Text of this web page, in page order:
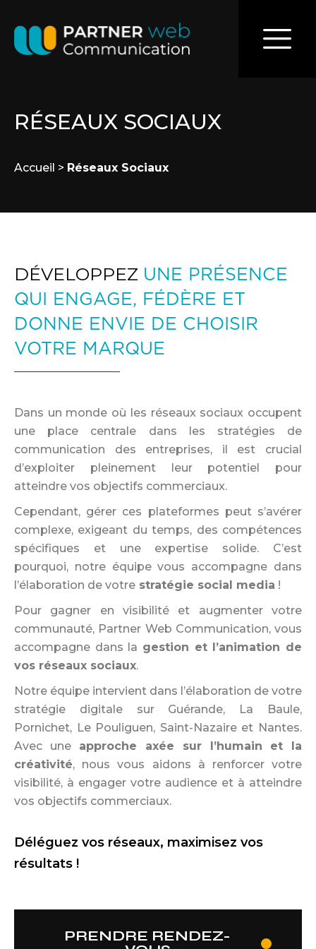
RÉSEAUX SOCIAUX
Accueil > Réseaux Sociaux
DÉVELOPPEZ UNE PRÉSENCE
QUI ENGAGE, FÉDÈRE ET
DONNE ENVIE DE CHOISIR
VOTRE MARQUE
Dans un monde où les réseaux sociaux occupent
une place centrale dans les stratégies de
communication des entreprises, il est crucial
d’exploiter pleinement leur potentiel pour
atteindre vos objectifs commerciaux.
Cependant, gérer ces plateformes peut s’avérer
complexe, exigeant du temps, des compétences
spécifiques et une expertise solide. C’est
pourquoi, notre équipe vous accompagne dans
l’élaboration de votre stratégie social media !
Pour gagner en visibilité et augmenter votre
communauté, Partner Web Communication, vous
accompagne dans la gestion et l’animation de
vos réseaux sociaux.
Notre équipe intervient dans l’élaboration de votre
stratégie digitale sur Guérande, La Baule,
Pornichet, Le Pouliguen, Saint-Nazaire et Nantes.
Avec uneapproche axée sur l’humain et la
créativité, nous vous aidons à renforcer votre
visibilité, à engager votre audience et à atteindre
vos objectifs commerciaux.
Déléguez vos réseaux, maximisez vos
résultats !
PRENDRE RENDEZ-